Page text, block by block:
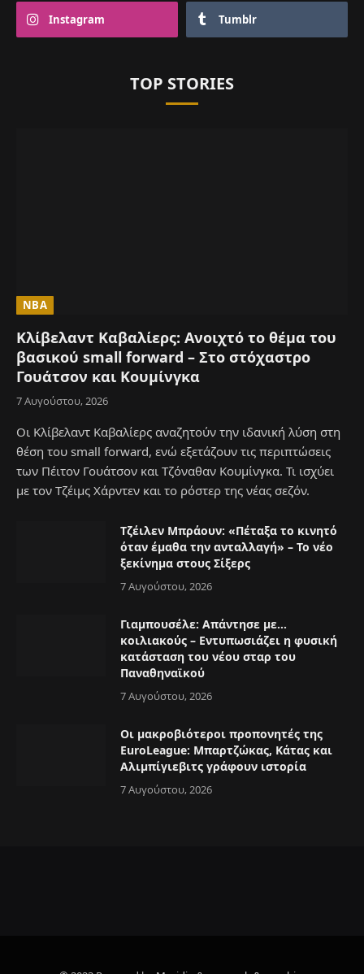
Instagram Tumblr
TOP STORIES
NBA
Κλίβελαντ Καβαλίερς: Ανοιχτό το θέμα του
βασικού small forward – Στο στόχαστρο
Γουάτσον και Κουμίνγκα
7 Αυγούστου, 2026
Οι Κλίβελαντ Καβαλίερς αναζητούν την ιδανική λύση στη
θέση του small forward, ενώ εξετάζουν τις περιπτώσεις
των Πέιτον Γουάτσον και Τζόναθαν Κουμίνγκα. Τι ισχύει
με τον Τζέιμς Χάρντεν και το ρόστερ της νέας σεζόν.
Τζέιλεν Μπράουν: «Πέταξα το κινητό
όταν έμαθα την ανταλλαγή» – Το νέο
ξεκίνημα στους Σίξερς
7 Αυγούστου, 2026
Γιαμπουσέλε: Απάντησε με…
κοιλιακούς – Εντυπωσιάζει η φυσική
κατάσταση του νέου σταρ του
Παναθηναϊκού
7 Αυγούστου, 2026
Οι μακροβιότεροι προπονητές της
EuroLeague: Μπαρτζώκας, Κάτας και
Αλιμπίγιεβιτς γράφουν ιστορία
7 Αυγούστου, 2026